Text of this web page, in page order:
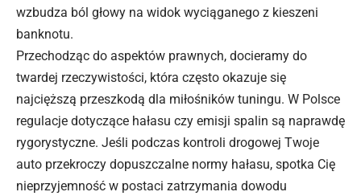
wzbudza ból głowy na widok wyciąganego z kieszeni
banknotu.
Przechodząc do aspektów prawnych, docieramy do
twardej rzeczywistości, która często okazuje się
najcięższą przeszkodą dla miłośników tuningu. W Polsce
regulacje dotyczące hałasu czy emisji spalin są naprawdę
rygorystyczne. Jeśli podczas kontroli drogowej Twoje
auto przekroczy dopuszczalne normy hałasu, spotka Cię
nieprzyjemność w postaci zatrzymania dowodu